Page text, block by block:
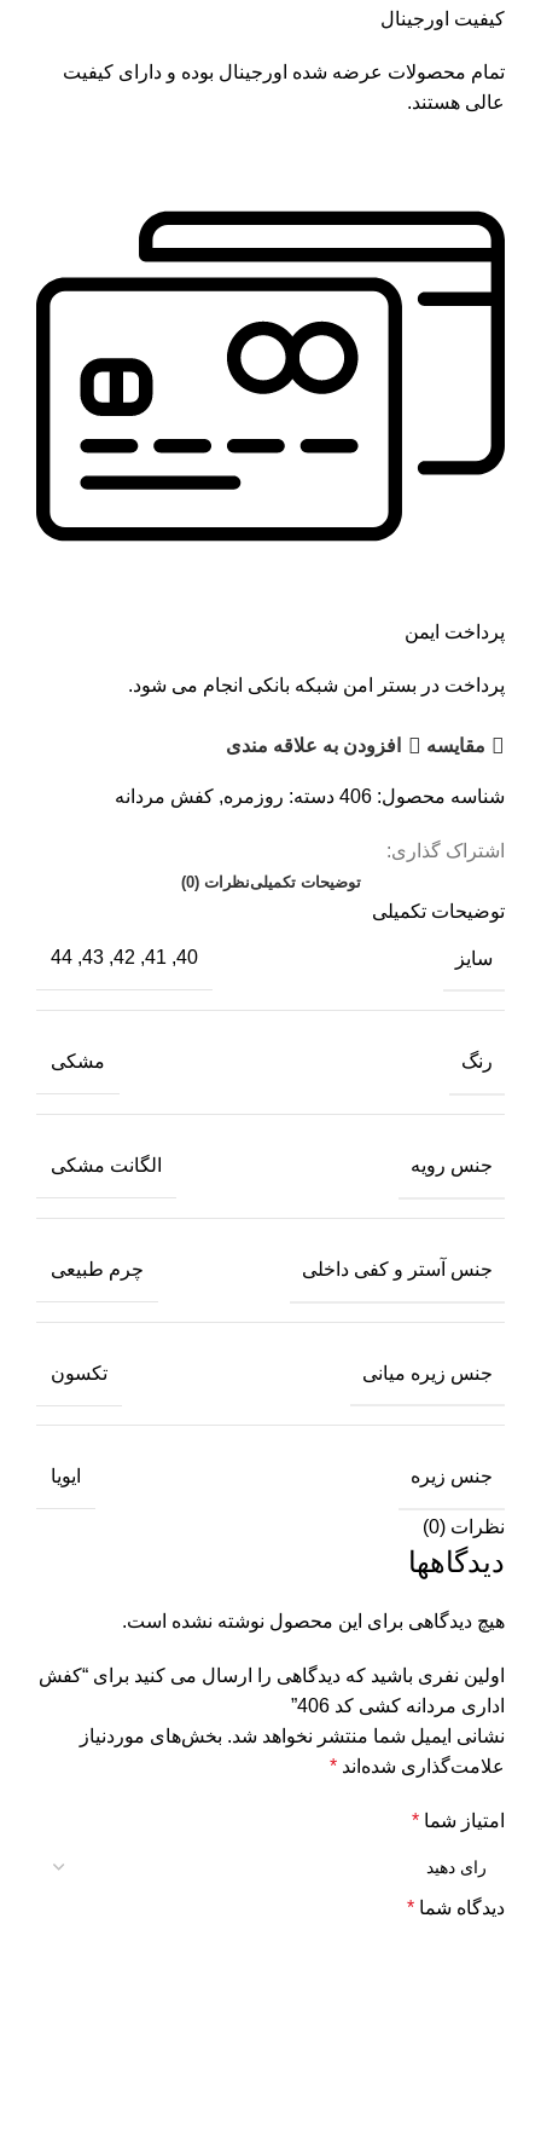
کیفیت اورجینال
تمام محصولات عرضه شده اورجینال بوده و دارای کیفیت
عالی هستند.
پرداخت ایمن
پرداخت در بستر امن شبکه بانکی انجام می شود.
مقايسه افزودن به علاقه مندی
شناسه محصول: 406 دسته: روزمره, کفش مردانه
اشتراک گذاری:
توضیحات تکمیلینظرات (0)
توضیحات تکمیلی
سایز 40, 41, 42, 43, 44
رنگ مشکی
جنس رویه الگانت مشکی
جنس آستر و کفی داخلی چرم طبیعی
جنس زیره میانی تکسون
جنس زیره ایویا
نظرات (0)
دیدگاهها
هیچ دیدگاهی برای این محصول نوشته نشده است.
اولین نفری باشید که دیدگاهی را ارسال می کنید برای “کفش
اداری مردانه کشی کد 406”
نشانی ایمیل شما منتشر نخواهد شد. بخش‌های موردنیاز
علامت‌گذاری شده‌اند *
امتیاز شما *
دیدگاه شما *